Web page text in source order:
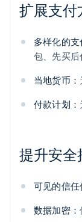
扩展支付
多样化的支
包、先买后
当地货币：
付款计划：
提升安全
可见的信任
数据加密：